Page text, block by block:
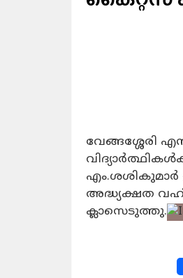
വേങ്ങശ്ശേരി
എം.ശശികുമാർ
അദ്ധ്യക്ഷത
ക്ലാസെടുത്തു.